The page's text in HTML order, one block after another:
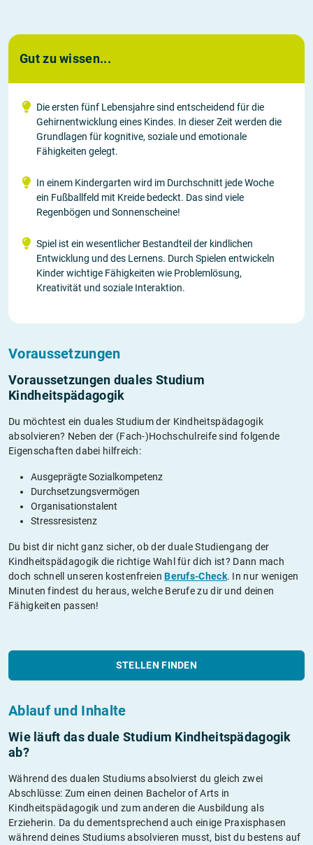
Gut zu wissen...
Die ersten fünf Lebensjahre sind entscheidend für die
Gehirnentwicklung eines Kindes. In dieser Zeit werden die
Grundlagen für kognitive, soziale und emotionale
Fähigkeiten gelegt.
In einem Kindergarten wird im Durchschnitt jede Woche
ein Fußballfeld mit Kreide bedeckt. Das sind viele
Regenbögen und Sonnenscheine!
Spiel ist ein wesentlicher Bestandteil der kindlichen
Entwicklung und des Lernens. Durch Spielen entwickeln
Kinder wichtige Fähigkeiten wie Problemlösung,
Kreativität und soziale Interaktion.
Voraussetzungen
Voraussetzungen duales Studium
Kindheitspädagogik
Du möchtest ein duales Studium der Kindheitspädagogik
absolvieren? Neben der (Fach-)Hochschulreife sind folgende
Eigenschaften dabei hilfreich:
Ausgeprägte Sozialkompetenz
Durchsetzungsvermögen
Organisationstalent
Stressresistenz
Du bist dir nicht ganz sicher, ob der duale Studiengang der
Kindheitspädagogik die richtige Wahl für dich ist? Dann mach
doch schnell unseren kostenfreienBerufs-Check. In nur wenigen
Minuten findest du heraus, welche Berufe zu dir und deinen
Fähigkeiten passen!
STELLEN FINDEN
Ablauf und Inhalte
Wie läuft das duale Studium Kindheitspädagogik
ab?
Während des dualen Studiums absolvierst du gleich zwei
Abschlüsse: Zum einen deinen Bachelor of Arts in
Kindheitspädagogik und zum anderen die Ausbildung als
Erzieherin. Da du dementsprechend auch einige Praxisphasen
während deines Studiums absolvieren musst, bist du bestens auf